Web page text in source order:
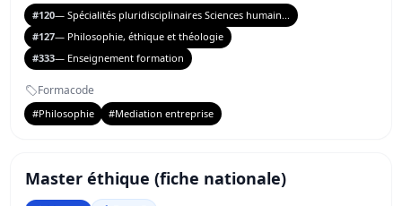
#120— Spécialités pluridisciplinaires Sciences humain...
#127— Philosophie, éthique et théologie
#333— Enseignement formation
Formacode
#Philosophie #Mediation entreprise
Master éthique (fiche nationale)